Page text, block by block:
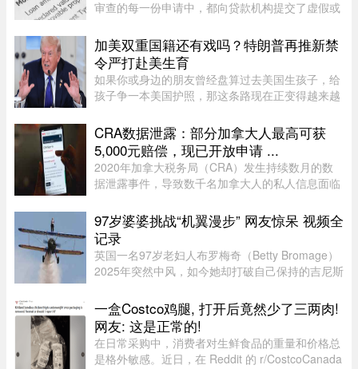
审查的每一份申请中，都向贷款机构提交了虚假或
加美双重国籍还有戏吗？特朗普再推新禁
令严打赴美生育
如果你或身边的朋友曾经盘算过去美国生孩子，给
孩子争一本美国护照，那这条路现在正变得越来越
室签署新行政令，再一次向"生育旅游"开刀。"他们
把出生公民权变成了一个 ...
CRA数据泄露：部分加拿大人最高可获
5,000元赔偿，现已开放申请 ...
2020年加拿大税务局（CRA）发生持续数月的数
据泄露事件，导致数千名加拿大人的私人信息面临
经可以申请赔偿。 ...
97岁婆婆挑战“机翼漫步” 网友惊呆 视频全
记录
英国一名97岁老妇人布罗梅奇（Betty Bromage）
2025年突然中风，如今她却打破自己保持的吉尼斯
纪最大的女性机翼漫步者”（eldest wing
walker（female））。这已是布罗 ...
一盒Costco鸡腿, 打开后竟然少了三两肉!
网友: 这是正常的!
在日常采购中，消费者对生鲜食品的重量和价格总
是格外敏感。近日，在 Reddit 的 r/CostcoCanada